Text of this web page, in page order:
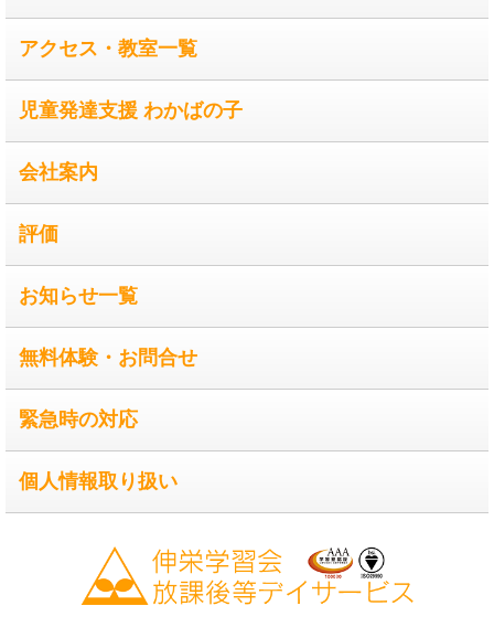
アクセス・教室一覧
児童発達支援 わかばの子
会社案内
評価
お知らせ一覧
無料体験・お問合せ
緊急時の対応
個人情報取り扱い